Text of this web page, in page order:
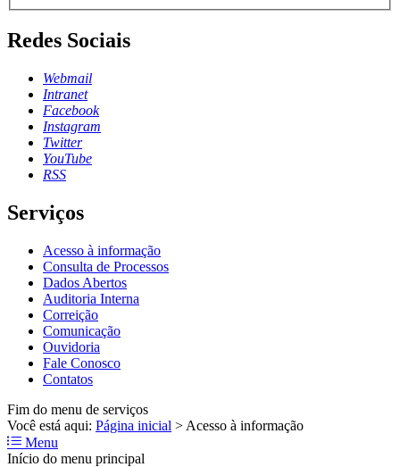
Redes Sociais
Webmail
Intranet
Facebook
Instagram
Twitter
YouTube
RSS
Serviços
Acesso à informação
Consulta de Processos
Dados Abertos
Auditoria Interna
Correição
Comunicação
Ouvidoria
Fale Conosco
Contatos
Fim do menu de serviços
Você está aqui: Página inicial > Acesso à informação
Menu
Início do menu principal